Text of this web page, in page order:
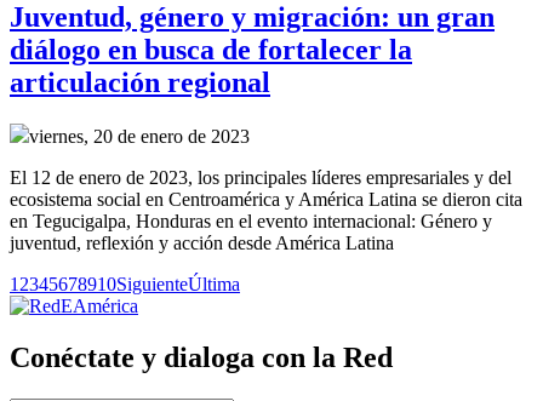
Juventud, género y migración: un gran
diálogo en busca de fortalecer la
articulación regional
viernes, 20 de enero de 2023
El 12 de enero de 2023, los principales líderes empresariales y del
ecosistema social en Centroamérica y América Latina se dieron cita
en Tegucigalpa, Honduras en el evento internacional: Género y
juventud, reflexión y acción desde América Latina
1 2345678910SiguienteÚltima
Conéctate y dialoga con la Red